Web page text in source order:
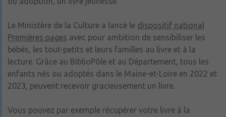
Le Ministère de la Culture a lancé le dispositif national
Premières pages avec pour ambition de sensibiliser les
bébés, les tout-petits et leurs familles au livre et à la
lecture. Grâce au BiblioPôle et au Département, tous les
enfants nés ou adoptés dans le Maine-et-Loire en 2022 et
2023, peuvent recevoir gracieusement un livre.
Vous pouvez par exemple récupérer votre livre à la